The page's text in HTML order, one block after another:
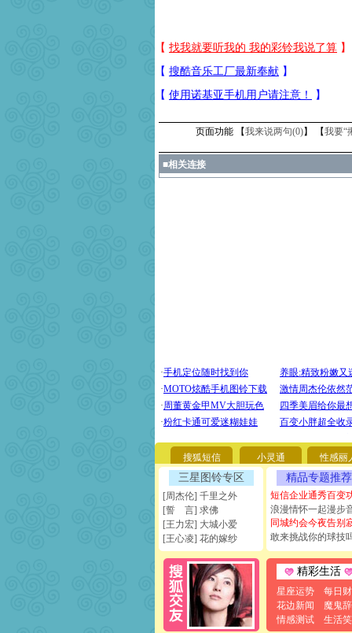
页面功能 【我来说两句(0)】 【我要“
■相关连接
搜狐短信 小灵通 性感丽
三星图铃专区
[周杰伦] 千里之外
[誓 言] 求佛
[王力宏] 大城小爱
[王心凌] 花的嫁纱
精品专题推荐
短信企业通秀百变
浪漫情怀一起漫步
同城约会今夜告别
敢来挑战你的球技
精彩生活
星座运势
每日
花边新闻
魔鬼
情感测试
生活